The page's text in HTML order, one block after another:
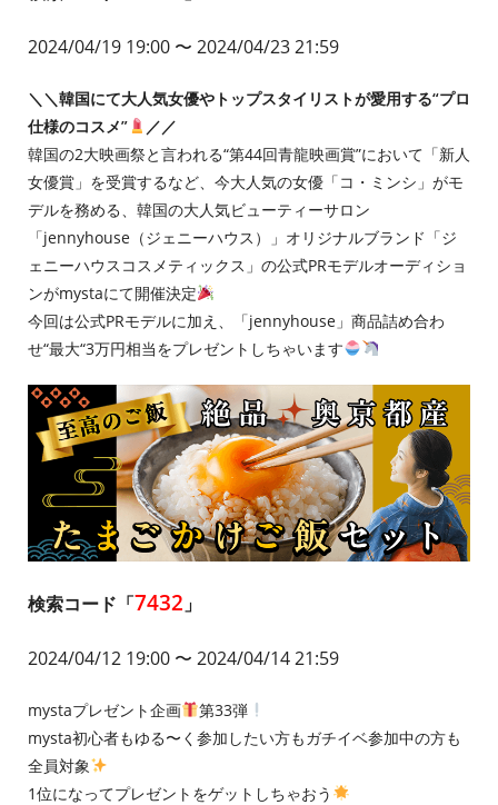
2024/04/19 19:00 〜 2024/04/23 21:59
＼＼韓国にて大人気女優やトップスタイリストが愛用する“プロ
仕様のコスメ”
／／
韓国の2大映画祭と言われる“第44回青龍映画賞”において「新人
女優賞」を受賞するなど、今大人気の女優「コ・ミンシ」がモ
デルを務める、韓国の大人気ビューティーサロン
「jennyhouse（ジェニーハウス）」オリジナルブランド「ジ
ェニーハウスコスメティックス」の公式PRモデルオーディショ
ンがmystaにて開催決定
今回は公式PRモデルに加え、「jennyhouse」商品詰め合わ
せ“最大“3万円相当をプレゼントしちゃいます
検索コード「7432 」
2024/04/12 19:00 〜 2024/04/14 21:59
mystaプレゼント企画
第33弾
mysta初心者もゆる〜く参加したい方もガチイベ参加中の方も
全員対象
1位になってプレゼントをゲットしちゃおう